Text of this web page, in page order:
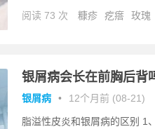
阅读 73 次 糠疹 疙瘩 玫瑰
银屑病会长在前胸后背
银屑病 • 12个月前 (08-21)
脂溢性皮炎和银屑病的区别 1